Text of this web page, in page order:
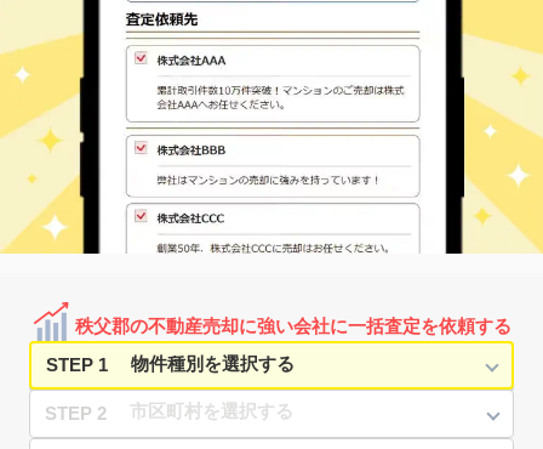
秩父郡の不動産売却に強い会社に一括査定を依頼する
STEP 1
STEP 2